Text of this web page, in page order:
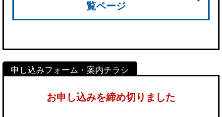
覧ページ
お申し込みを締め切りました